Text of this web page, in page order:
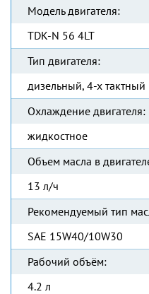
Модель двигателя:
TDK-N 56 4LT
Тип двигателя:
дизельный, 4-х тактный
Охлаждение двигателя:
жидкостное
Объем масла в
13 л/ч
Рекомендуемый тип
SAE 15W40/10W30
Рабочий объём:
4.2 л